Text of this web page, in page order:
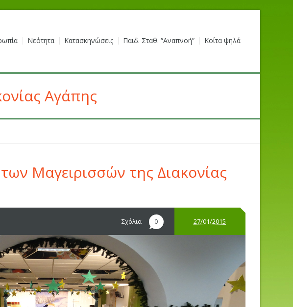
Νεότητα Κατασκηνώσεις Παιδ. Σταθ. “Αναπνοή” Κοίτα ψηλά
Αγάπης
Μαγειρισσών της Διακονίας
Σχόλια 0 27/01/2015